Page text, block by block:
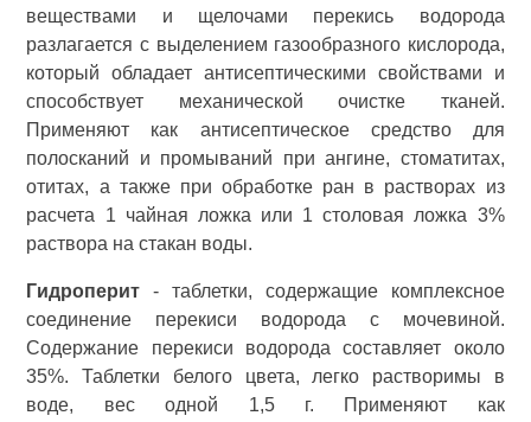
веществами и щелочами перекись водорода
разлагается с выделением газообразного кислорода,
который обладает антисептическими свойствами и
способствует механической очистке тканей.
Применяют как антисептическое средство для
полосканий и промываний при ангине, стоматитах,
отитах, а также при обработке ран в растворах из
расчета 1 чайная ложка или 1 столовая ложка 3%
раствора на стакан воды.
Гидроперит - таблетки, содержащие комплексное
соединение перекиси водорода с мочевиной.
Содержание перекиси водорода составляет около
35%. Таблетки белого цвета, легко растворимы в
воде, вес одной 1,5 г. Применяют как